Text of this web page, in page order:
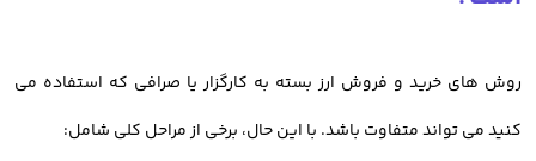
بررسی کنید. یا حتی بدانید چه عواملی در تغییر قیمت ارزهای
دیجیتال تاثیر گذار است.
روش های خرید و فروش ارز بسته به کارگزار یا صرافی که استفاده می
کنید می تواند متفاوت باشد. با این حال، برخی از مراحل کلی شامل: